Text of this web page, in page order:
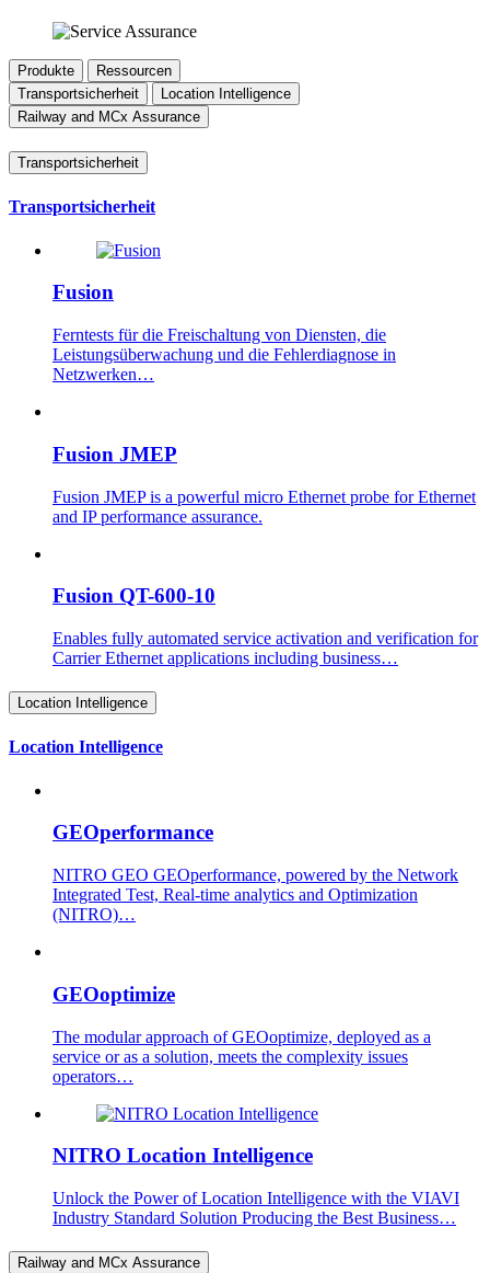
Produkte
Ressourcen
Transportsicherheit
Location Intelligence
Railway and MCx Assurance
Transportsicherheit
Transportsicherheit
Fusion
Ferntests für die Freischaltung von Diensten, die
Leistungsüberwachung und die Fehlerdiagnose in
Netzwerken…
Fusion JMEP
Fusion JMEP is a powerful micro Ethernet probe for Ethernet
and IP performance assurance.
Fusion QT-600-10
Enables fully automated service activation and verification for
Carrier Ethernet applications including business…
Location Intelligence
Location Intelligence
GEOperformance
NITRO GEO GEOperformance, powered by the Network
Integrated Test, Real-time analytics and Optimization
(NITRO)…
GEOoptimize
The modular approach of GEOoptimize, deployed as a
service or as a solution, meets the complexity issues
operators…
NITRO Location Intelligence
Unlock the Power of Location Intelligence with the VIAVI
Industry Standard Solution Producing the Best Business…
Railway and MCx Assurance